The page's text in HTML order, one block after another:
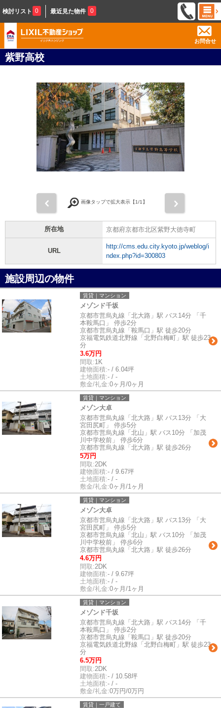
検討リスト 0 最近見た物件 0
お問合せ
紫野高校
画像タップで拡大表示【1/1】
所在地 京都府京都市北区紫野大徳寺町
URL
http://cms.edu.city.kyoto.jp/weblog/i
ndex.php?id=300803
施設周辺の物件
賃貸｜マンション
メゾンド千坂
京都市営烏丸線「北大路」駅 バス14分 「千
本鞍馬口」 停歩2分
京都市営烏丸線「鞍馬口」駅 徒歩20分
京福電気鉄道北野線「北野白梅町」駅 徒歩23
分
3.6万円
間取:1K
建物面積:- / 6.04坪
土地面積:- / -
敷金/礼金:0ヶ月/0ヶ月
賃貸｜マンション
メゾン大卓
京都市営烏丸線「北大路」駅 バス13分 「大
宮田尻町」 停歩5分
京都市営烏丸線「北山」駅 バス10分 「加茂
川中学校前」 停歩6分
京都市営烏丸線「北大路」駅 徒歩26分
5万円
間取:2DK
建物面積:- / 9.67坪
土地面積:- / -
敷金/礼金:0ヶ月/1ヶ月
賃貸｜マンション
メゾン大卓
京都市営烏丸線「北大路」駅 バス13分 「大
宮田尻町」 停歩5分
京都市営烏丸線「北山」駅 バス10分 「加茂
川中学校前」 停歩6分
京都市営烏丸線「北大路」駅 徒歩26分
4.6万円
間取:2DK
建物面積:- / 9.67坪
土地面積:- / -
敷金/礼金:0ヶ月/1ヶ月
賃貸｜マンション
メゾンド千坂
京都市営烏丸線「北大路」駅 バス14分 「千
本鞍馬口」 停歩2分
京都市営烏丸線「鞍馬口」駅 徒歩20分
京福電気鉄道北野線「北野白梅町」駅 徒歩23
分
6.5万円
間取:2DK
建物面積:- / 10.58坪
土地面積:- / -
敷金/礼金:0万円/0万円
賃貸｜一戸建て